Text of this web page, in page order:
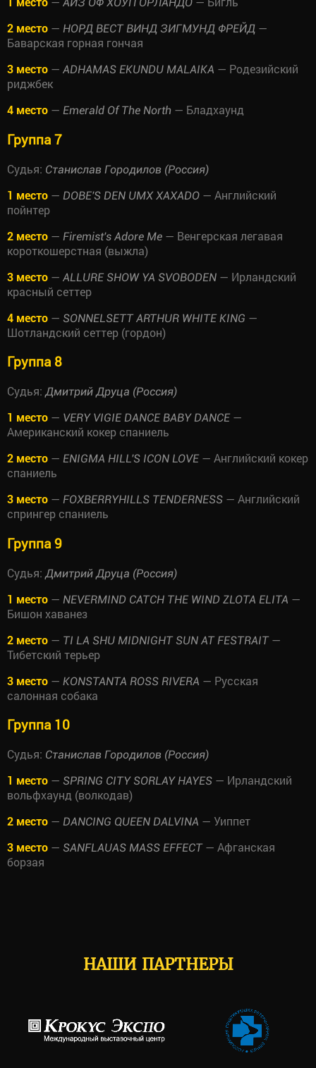
АЙЗ ОФ ХОУП ОРЛАНДО
2 место — НОРД ВЕСТ ВИНД ЗИГМУНД ФРЕЙД —
Баварская горная гончая
3 место — ADHAMAS EKUNDU MALAIKA — Родезийский
риджбек
4 место — Emerald Of The North — Бладхаунд
Группа 7
Судья: Станислав Городилов (Россия)
1 место — DOBE'S DEN UMX XAXADO — Английский
пойнтер
2 место — Firemist's Adore Me — Венгерская легавая
короткошерстная (выжла)
3 место — ALLURE SHOW YA SVOBODEN — Ирландский
красный сеттер
4 место — SONNELSETT ARTHUR WHITE KING —
Шотландский сеттер (гордон)
Группа 8
Судья: Дмитрий Друца (Россия)
1 место — VERY VIGIE DANCE BABY DANCE —
Американский кокер спаниель
2 место — ENIGMA HILL'S ICON LOVE — Английский кокер
спаниель
3 место — FOXBERRYHILLS TENDERNESS — Английский
спрингер спаниель
Группа 9
Судья: Дмитрий Друца (Россия)
1 место — NEVERMIND CATCH THE WIND ZLOTA ELITA —
Бишон хаванез
2 место — TI LA SHU MIDNIGHT SUN AT FESTRAIT—
Тибетский терьер
3 место — KONSTANTA ROSS RIVERA — Русская
салонная собака
Группа 10
Судья: Станислав Городилов (Россия)
1 место — SPRING CITY SORLAY HAYES — Ирландский
вольфхаунд (волкодав)
2 место — DANCING QUEEN DALVINA — Уиппет
3 место — SANFLAUAS MASS EFFECT — Афганская
борзая
НАШИ ПАРТНЕРЫ